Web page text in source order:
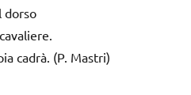
dorso
cadrà. (P. Mastri)